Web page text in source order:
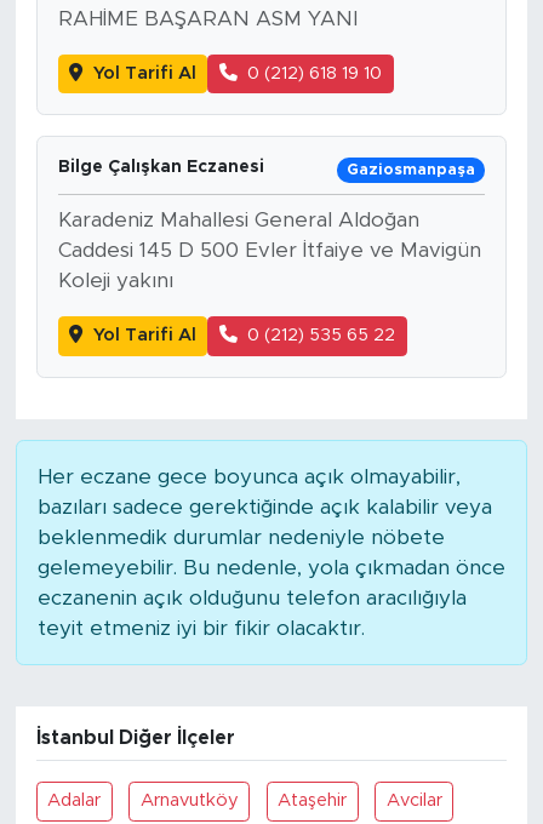
RAHİME BAŞARAN ASM YANI
Yol Tarifi Al 0 (212) 618 19 10
Bilge Çalışkan Eczanesi Gaziosmanpaşa
Karadeniz Mahallesi General Aldoğan
Caddesi 145 D 500 Evler İtfaiye ve Mavigün
Koleji yakını
Yol Tarifi Al 0 (212) 535 65 22
Her eczane gece boyunca açık olmayabilir,
bazıları sadece gerektiğinde açık kalabilir veya
beklenmedik durumlar nedeniyle nöbete
gelemeyebilir. Bu nedenle, yola çıkmadan önce
eczanenin açık olduğunu telefon aracılığıyla
teyit etmeniz iyi bir fikir olacaktır.
İstanbul Diğer İlçeler
Adalar Arnavutköy Ataşehir Avcilar